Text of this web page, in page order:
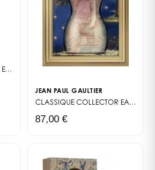
EAU DE PARFUM
JEAN PAUL GAULTIER
CLASSIQUE COLLECTOR EAU DE TOILETTE
87,00 €